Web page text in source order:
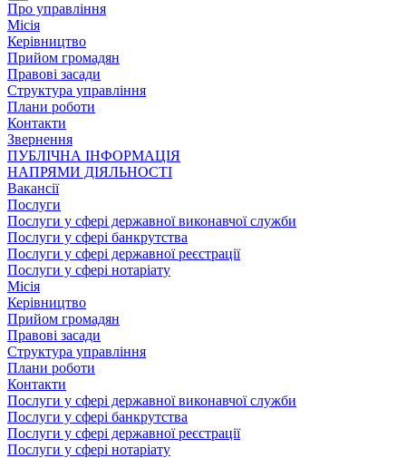
Про управління
Місія
Керівництво
Прийом громадян
Правові засади
Структура управління
Плани роботи
Контакти
Звернення
ПУБЛІЧНА ІНФОРМАЦІЯ
НАПРЯМИ ДІЯЛЬНОСТІ
Вакансії
Послуги
Послуги у сфері державної виконавчої служби
Послуги у сфері банкрутства
Послуги у сфері державної реєстрації
Послуги у сфері нотаріату
Місія
Керівництво
Прийом громадян
Правові засади
Структура управління
Плани роботи
Контакти
Послуги у сфері державної виконавчої служби
Послуги у сфері банкрутства
Послуги у сфері державної реєстрації
Послуги у сфері нотаріату